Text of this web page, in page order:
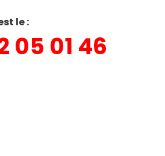
le :
05 01 46